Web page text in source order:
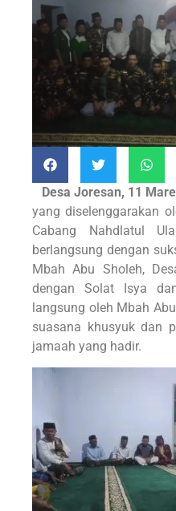
Desa Joresan, 11
yang diselenggarakan
Cabang Nahdlatul
berlangsung dengan
Mbah Abu Sholeh,
dengan Solat Isya
langsung oleh Mbah
suasana khusyuk dan
jamaah yang hadir.